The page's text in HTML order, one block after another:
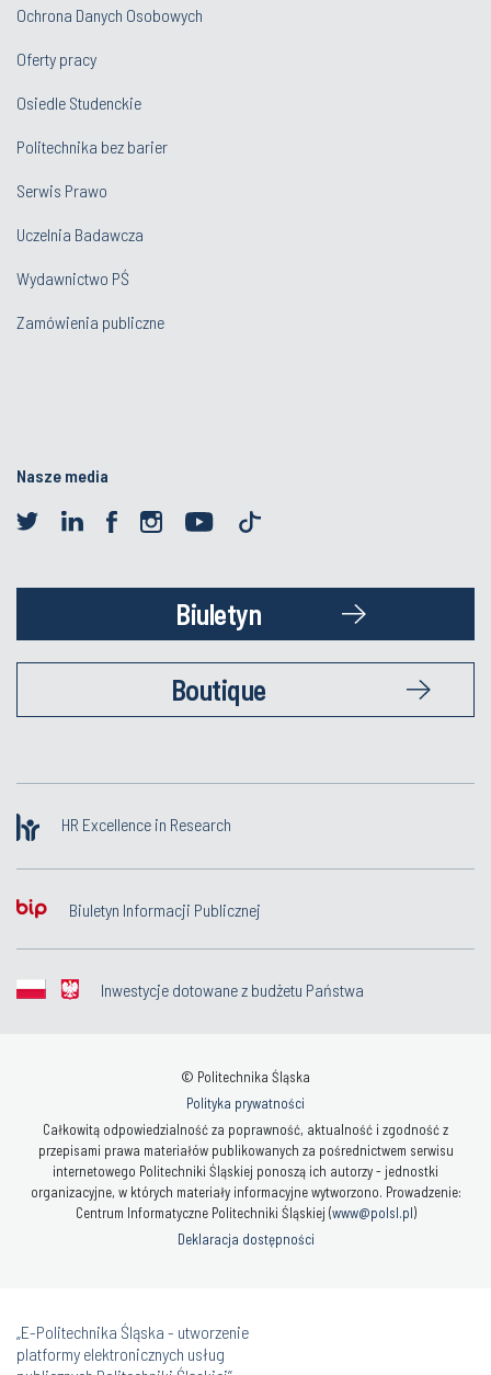
Ochrona Danych Osobowych
Oferty pracy
Osiedle Studenckie
Politechnika bez barier
Serwis Prawo
Uczelnia Badawcza
Wydawnictwo PŚ
Zamówienia publiczne
Nasze media
Biuletyn
Boutique
HR Excellence in Research
Biuletyn Informacji Publicznej
Inwestycje dotowane z budżetu Państwa
© Politechnika Śląska
Polityka prywatności
Całkowitą odpowiedzialność za poprawność, aktualność i zgodność z
przepisami prawa materiałów publikowanych za pośrednictwem serwisu
internetowego Politechniki Śląskiej ponoszą ich autorzy - jednostki
organizacyjne, w których materiały informacyjne wytworzono. Prowadzenie:
Centrum Informatyczne Politechniki Śląskiej (www@polsl.pl)
Deklaracja dostępności
„E-Politechnika Śląska - utworzenie
platformy elektronicznych usług